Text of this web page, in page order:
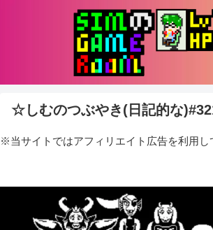
☆しむのつぶやき(日記的な
※当サイトではアフィリエイト広告を利用し